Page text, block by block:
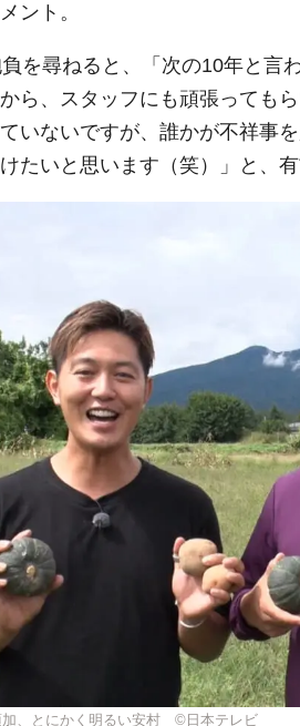
ント。
を尋ねると、「次の10年と言
ら、スタッフにも頑張っても
いないですが、誰かが不祥事
たいと思います（笑）」と、
加、とにかく明るい安村 ©日本テレビ